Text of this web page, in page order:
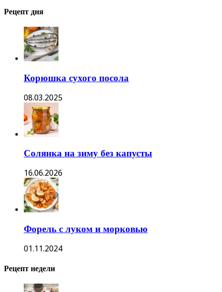
Рецепт дня
Корюшка сухого посола
08.03.2025
Солянка на зиму без капусты
16.06.2026
Форель с луком и морковью
01.11.2024
Рецепт недели